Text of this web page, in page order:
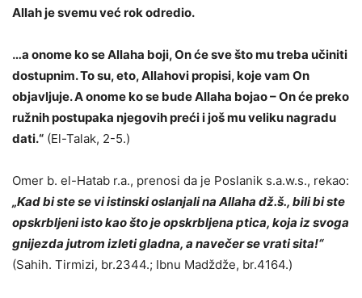
Allah je svemu već rok odredio.
…a onome ko se Allaha boji, On će sve što mu treba učiniti
dostupnim. To su, eto, Allahovi propisi, koje vam On
objavljuje. A onome ko se bude Allaha bojao – On će preko
ružnih postupaka njegovih preći i još mu veliku nagradu
dati.“ (El-Talak, 2-5.)
Omer b. el-Hatab r.a., prenosi da je Poslanik s.a.w.s., rekao:
„Kad bi ste se vi istinski oslanjali na Allaha dž.š., bili bi ste
opskrbljeni isto kao što je opskrbljena ptica, koja iz svoga
gnijezda jutrom izleti gladna, a navečer se vrati sita!“
(Sahih. Tirmizi, br.2344.; Ibnu Madždže, br.4164.)